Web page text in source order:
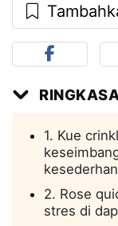
1. Kue
2. Rose
stres di